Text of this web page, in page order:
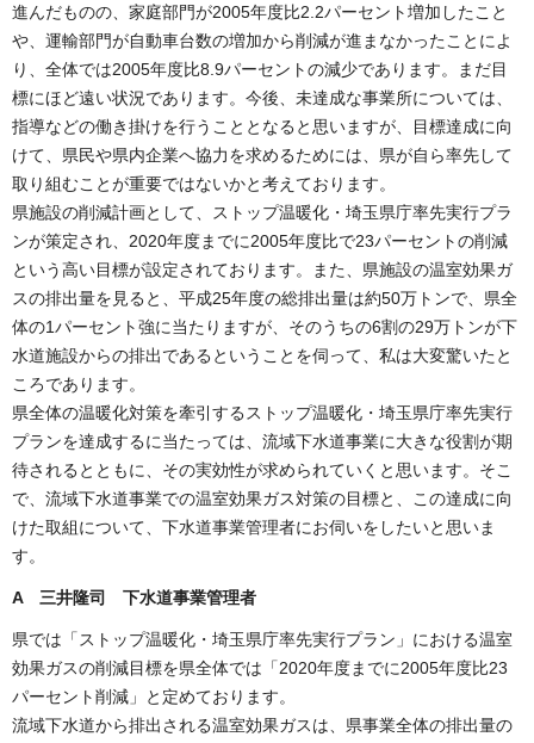
進んだものの、家庭部門が2005年度比2.2パーセント増加したこと
や、運輸部門が自動車台数の増加から削減が進まなかったことによ
り、全体では2005年度比8.9パーセントの減少であります。まだ目
標にほど遠い状況であります。今後、未達成な事業所については、
指導などの働き掛けを行うこととなると思いますが、目標達成に向
けて、県民や県内企業へ協力を求めるためには、県が自ら率先して
取り組むことが重要ではないかと考えております。
県施設の削減計画として、ストップ温暖化・埼玉県庁率先実行プラ
ンが策定され、2020年度までに2005年度比で23パーセントの削減
という高い目標が設定されております。また、県施設の温室効果ガ
スの排出量を見ると、平成25年度の総排出量は約50万トンで、県全
体の1パーセント強に当たりますが、そのうちの6割の29万トンが下
水道施設からの排出であるということを伺って、私は大変驚いたと
ころであります。
県全体の温暖化対策を牽引するストップ温暖化・埼玉県庁率先実行
プランを達成するに当たっては、流域下水道事業に大きな役割が期
待されるとともに、その実効性が求められていくと思います。そこ
で、流域下水道事業での温室効果ガス対策の目標と、この達成に向
けた取組について、下水道事業管理者にお伺いをしたいと思いま
す。
A 三井隆司 下水道事業管理者
県では「ストップ温暖化・埼玉県庁率先実行プラン」における温室
効果ガスの削減目標を県全体では「2020年度までに2005年度比23
パーセント削減」と定めております。
流域下水道から排出される温室効果ガスは、県事業全体の排出量の